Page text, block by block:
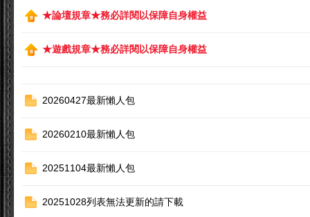
★論壇規章★務必詳閱以保障自身權益
★遊戲規章★務必詳閱以保障自身權益
20260427最新懶人包
20260210最新懶人包
20251104最新懶人包
20251028列表無法更新的請下載